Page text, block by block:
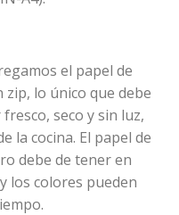
el papel de
lo único que debe
seco y sin luz,
la cocina. El papel de
debe de tener en
los colores pueden